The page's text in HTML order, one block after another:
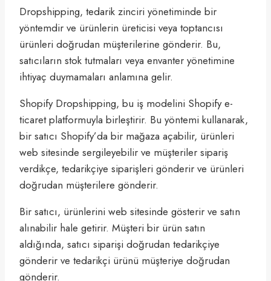
Dropshipping, tedarik zinciri yönetiminde bir
yöntemdir ve ürünlerin üreticisi veya toptancısı
ürünleri doğrudan müşterilerine gönderir. Bu,
satıcıların stok tutmaları veya envanter yönetimine
ihtiyaç duymamaları anlamına gelir.
Shopify Dropshipping, bu iş modelini Shopify e-
ticaret platformuyla birleştirir. Bu yöntemi kullanarak,
bir satıcı Shopify’da bir mağaza açabilir, ürünleri
web sitesinde sergileyebilir ve müşteriler sipariş
verdikçe, tedarikçiye siparişleri gönderir ve ürünleri
doğrudan müşterilere gönderir.
Bir satıcı, ürünlerini web sitesinde gösterir ve satın
alınabilir hale getirir. Müşteri bir ürün satın
aldığında, satıcı siparişi doğrudan tedarikçiye
gönderir ve tedarikçi ürünü müşteriye doğrudan
gönderir.